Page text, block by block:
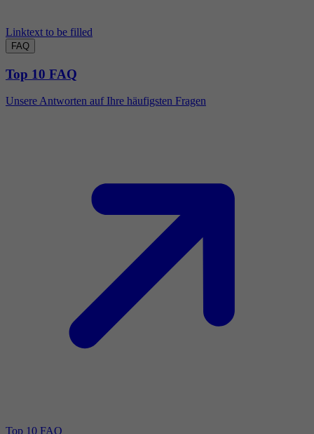
Linktext to be filled
FAQ
Top 10 FAQ
Unsere Antworten auf Ihre häufigsten Fragen
Top 10 FAQ